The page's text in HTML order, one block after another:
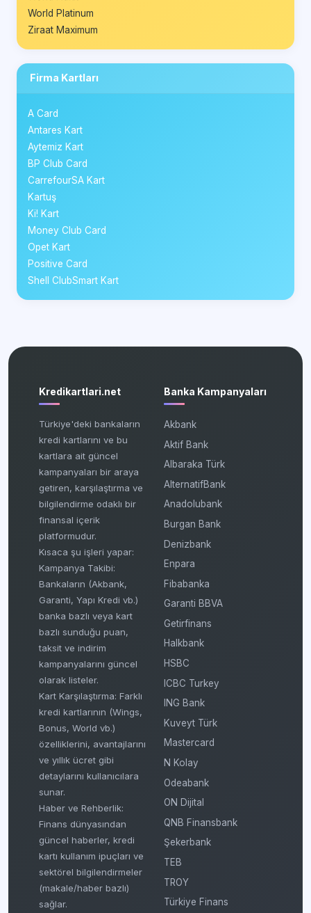
World Platinum
Ziraat Maximum
Firma Kartları
A Card
Antares Kart
Aytemiz Kart
BP Club Card
CarrefourSA Kart
Kartuş
Ki! Kart
Money Club Card
Opet Kart
Positive Card
Shell ClubSmart Kart
Kredikartlari.net
Türkiye'deki bankaların
kredi kartlarını ve bu
kartlara ait güncel
kampanyaları bir araya
getiren, karşılaştırma ve
bilgilendirme odaklı bir
finansal içerik
platformudur.
Kısaca şu işleri yapar:
Kampanya Takibi:
Bankaların (Akbank,
Garanti, Yapı Kredi vb.)
banka bazlı veya kart
bazlı sunduğu puan,
taksit ve indirim
kampanyalarını güncel
olarak listeler.
Kart Karşılaştırma: Farklı
kredi kartlarının (Wings,
Bonus, World vb.)
özelliklerini, avantajlarını
ve yıllık ücret gibi
detaylarını kullanıcılara
sunar.
Haber ve Rehberlik:
Finans dünyasından
güncel haberler, kredi
kartı kullanım ipuçları ve
sektörel bilgilendirmeler
(makale/haber bazlı)
sağlar.
Banka Kampanyaları
Akbank
Aktif Bank
Albaraka Türk
AlternatifBank
Anadolubank
Burgan Bank
Denizbank
Enpara
Fibabanka
Garanti BBVA
Getirfinans
Halkbank
HSBC
ICBC Turkey
ING Bank
Kuveyt Türk
Mastercard
N Kolay
Odeabank
ON Dijital
QNB Finansbank
Şekerbank
TEB
TROY
Türkiye Finans